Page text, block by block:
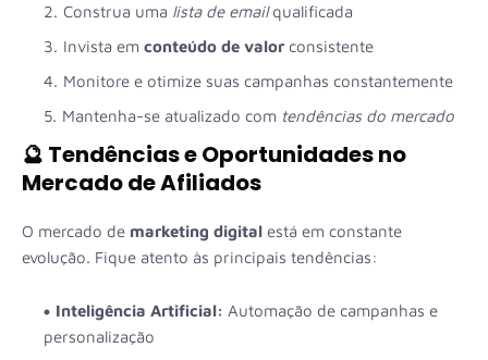
Construa uma lista de emailqualificada
Invista em conteúdo de valor consistente
Monitore e otimize suas campanhas constantemente
Mantenha-se atualizado com tendências do mercado
🔮 Tendências e Oportunidades no
Mercado de Afiliados
O mercado de marketing digital está em constante
evolução. Fique atento às principais tendências:
Inteligência Artificial: Automação de campanhas e
personalização